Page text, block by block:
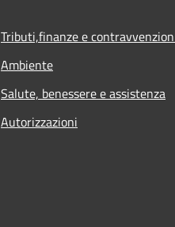
Tributi,finanze e
Ambiente
Salute, benessere e assistenza
Autorizzazioni